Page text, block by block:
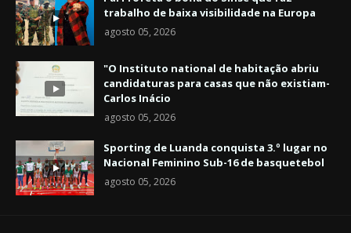
trabalho de baixa visibilidade na Europa
agosto 05, 2026
"O Instituto national de habitação abriu
candidaturas para casas que não existiam-
Carlos Inácio
agosto 05, 2026
Sporting de Luanda conquista 3.º lugar no
Nacional Feminino Sub-16 de basquetebol
agosto 05, 2026